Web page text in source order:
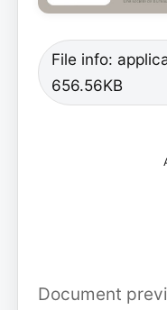
File info:
656.56KB
Document